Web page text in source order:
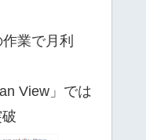
業で月利
View」では